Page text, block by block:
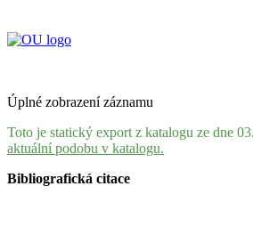
Úplné zobrazení záznamu
Toto je statický export z katalogu ze dne
aktuální podobu v katalogu.
Bibliografická citace